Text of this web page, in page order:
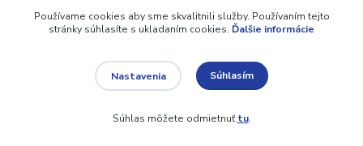
Používame cookies aby sme skvalitnili služby. Používaním tejto
stránky súhlasíte s ukladaním cookies. Ďalšie informácie
Nastavenia Súhlasím
Súhlas môžete odmietnuťtu.